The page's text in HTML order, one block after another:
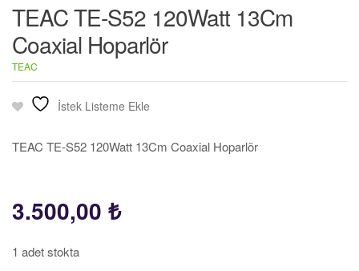
TEAC TE-S52 120Watt 13Cm
Coaxial Hoparlör
TEAC
İstek Listeme Ekle
TEAC TE-S52 120Watt 13Cm Coaxial Hoparlör
3.500,00 ₺
1 adet stokta